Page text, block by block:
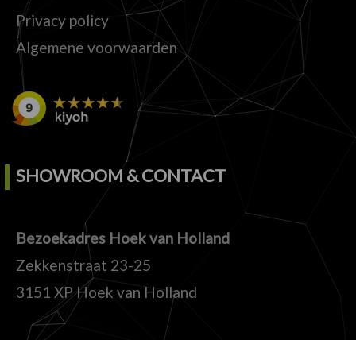
Privacy policy
Algemene voorwaarden
SHOWROOM & CONTACT
Bezoekadres Hoek van Holland
Zekkenstraat 23-25
3151 XP Hoek van Holland